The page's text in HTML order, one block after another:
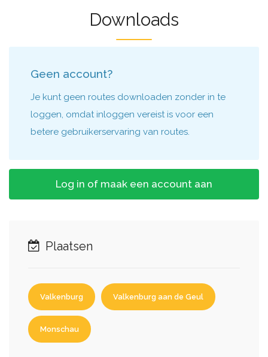
Downloads
Geen account?
Je kunt geen routes downloaden zonder in te
loggen, omdat inloggen vereist is voor een
betere gebruikerservaring van routes.
Log in of maak een account aan
Plaatsen
Valkenburg Valkenburg aan de Geul
Monschau